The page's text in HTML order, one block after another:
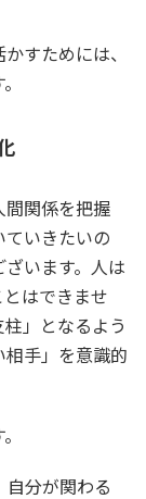
すためには、
間関係を把握
いきたいの
います。人は
はできませ
」となるよう
手」を意識的
分が関わる